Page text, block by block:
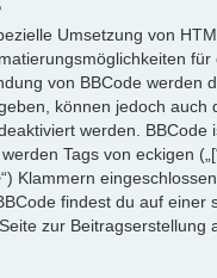
Umsetzung von
für
von BBCode werden
können jedoch auch
werden. BBCode
Tags von eckigen
Klammern
findest du auf einer
zur Beitragserstellung